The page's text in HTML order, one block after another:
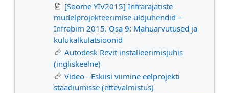
[Soome YIV2015] Infrarajatiste
mudelprojekteerimise üldjuhendid –
Infrabim 2015. Osa 9: Mahuarvutused ja
kulukalkulatsioonid
Autodesk Revit installeerimisjuhis
(ingliskeelne)
Video - Eskiisi viimine eelprojekti
staadiumisse (ettevalmistus)